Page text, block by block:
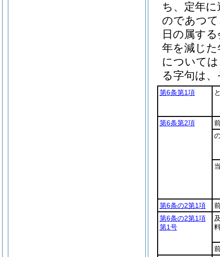
ち、定年
のであつ
日の属す
年を減じ
について
る字句は
第6条第1項
第6条第2項
第6条の2第1項
第6条の2第1項
第1号